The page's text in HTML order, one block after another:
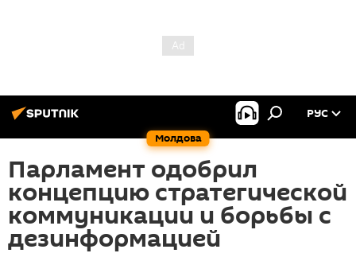
Молдова
РУС
Парламент одобрил
концепцию стратегической
коммуникации и борьбы с
дезинформацией